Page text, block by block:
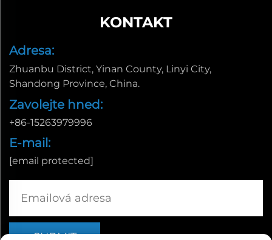
KONTAKT
Adresa:
Zhuanbu District, Yinan County, Linyi City,
Shandong Province, China.
Zavolejte hned:
+86-15263979996
E-mail:
[email protected]